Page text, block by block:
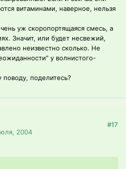
витаминами, наверное, нельзя
уж скоропортящаяся смесь, а
Значит, или будет несвежий,
неизвестно сколько. Не
у волнистого-
поделитесь?
2004
#17